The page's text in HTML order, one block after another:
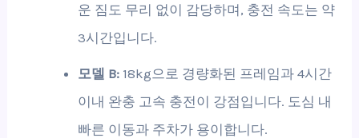
운 짐도 무리 없이 감당하며, 충전 속도는 약
3시간입니다.
모델 B: 18kg으로 경량화된 프레임과 4시간
이내 완충 고속 충전이 강점입니다. 도심 내
빠른 이동과 주차가 용이합니다.